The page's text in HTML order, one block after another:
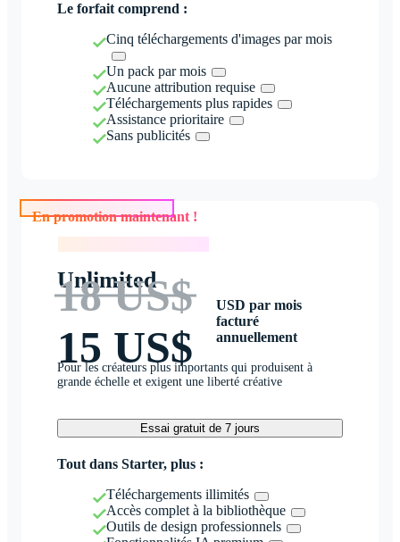
Le forfait comprend :
Cinq téléchargements d'images par mois
Un pack par mois
Aucune attribution requise
Téléchargements plus rapides
Assistance prioritaire
Sans publicités
En promotion maintenant !
Unlimited
18 US$
15 US$
USD par mois
facturé
annuellement
Pour les créateurs plus importants qui produisent à
grande échelle et exigent une liberté créative
Essai gratuit de 7 jours
Tout dans Starter, plus :
Téléchargements illimités
Accès complet à la bibliothèque
Outils de design professionnels